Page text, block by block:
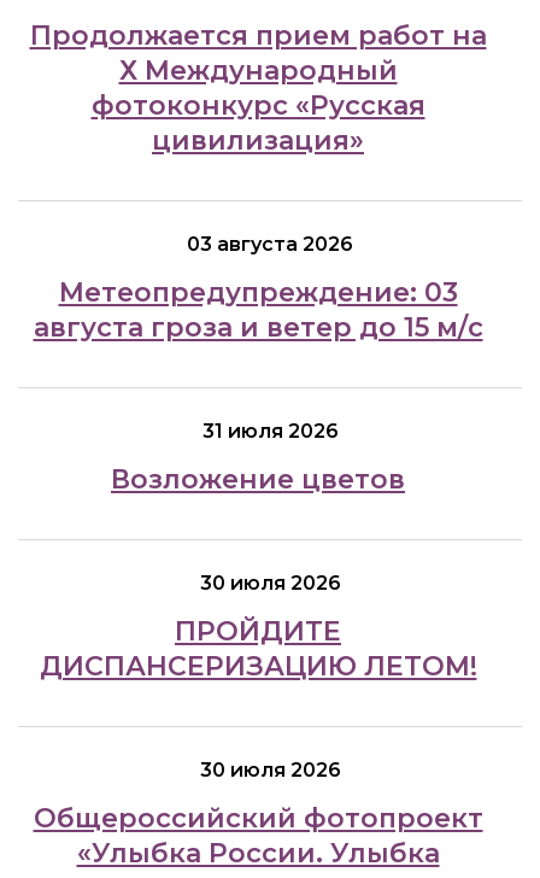
Продолжается прием работ на
Х Международный
фотоконкурс «Русская
цивилизация»
03 августа 2026
Метеопредупреждение: 03
августа гроза и ветер до 15 м/с
31 июля 2026
Возложение цветов
30 июля 2026
ПРОЙДИТЕ
ДИСПАНСЕРИЗАЦИЮ ЛЕТОМ!
30 июля 2026
Общероссийский фотопроект
«Улыбка России. Улыбка